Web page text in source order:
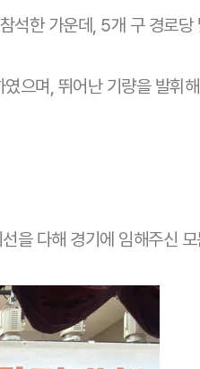
석한 가운데, 5개 구 경로
으며, 뛰어난 기량을 발휘
을 다해 경기에 임해주신